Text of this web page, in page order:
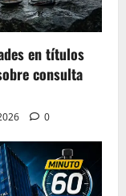
en títulos
consulta
0